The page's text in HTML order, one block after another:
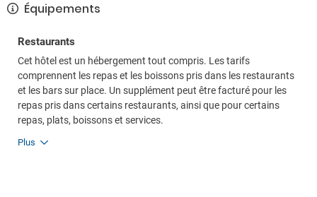
Équipements
Restaurants
Cet hôtel est un hébergement tout compris. Les tarifs
comprennent les repas et les boissons pris dans les restaurants
et les bars sur place. Un supplément peut être facturé pour les
repas pris dans certains restaurants, ainsi que pour certains
repas, plats, boissons et services.
Plus